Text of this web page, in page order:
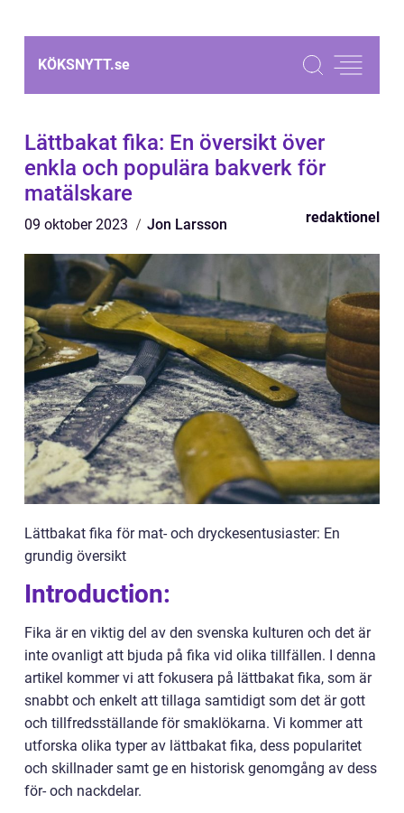
KÖKSNYTT.se
Lättbakat fika: En översikt över
enkla och populära bakverk för
matälskare
09 oktober 2023 Jon Larsson redaktionel
Lättbakat fika för mat- och dryckesentusiaster: En
grundig översikt
Introduction:
Fika är en viktig del av den svenska kulturen och det är
inte ovanligt att bjuda på fika vid olika tillfällen. I denna
artikel kommer vi att fokusera på lättbakat fika, som är
snabbt och enkelt att tillaga samtidigt som det är gott
och tillfredsställande för smaklökarna. Vi kommer att
utforska olika typer av lättbakat fika, dess popularitet
och skillnader samt ge en historisk genomgång av dess
för- och nackdelar.